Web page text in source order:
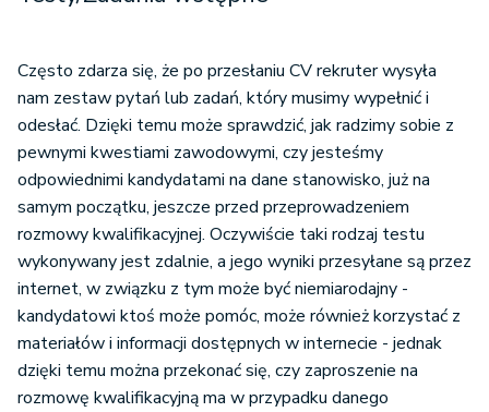
Często zdarza się, że po przesłaniu CV rekruter wysyła
nam zestaw pytań lub zadań, który musimy wypełnić i
odesłać. Dzięki temu może sprawdzić, jak radzimy sobie z
pewnymi kwestiami zawodowymi, czy jesteśmy
odpowiednimi kandydatami na dane stanowisko, już na
samym początku, jeszcze przed przeprowadzeniem
rozmowy kwalifikacyjnej. Oczywiście taki rodzaj testu
wykonywany jest zdalnie, a jego wyniki przesyłane są przez
internet, w związku z tym może być niemiarodajny -
kandydatowi ktoś może pomóc, może również korzystać z
materiałów i informacji dostępnych w internecie - jednak
dzięki temu można przekonać się, czy zaproszenie na
rozmowę kwalifikacyjną ma w przypadku danego